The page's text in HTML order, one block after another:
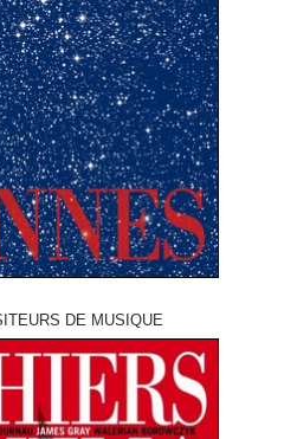
DE MUSIQUE